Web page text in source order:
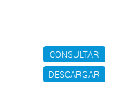
CONSULTAR
DESCARGAR